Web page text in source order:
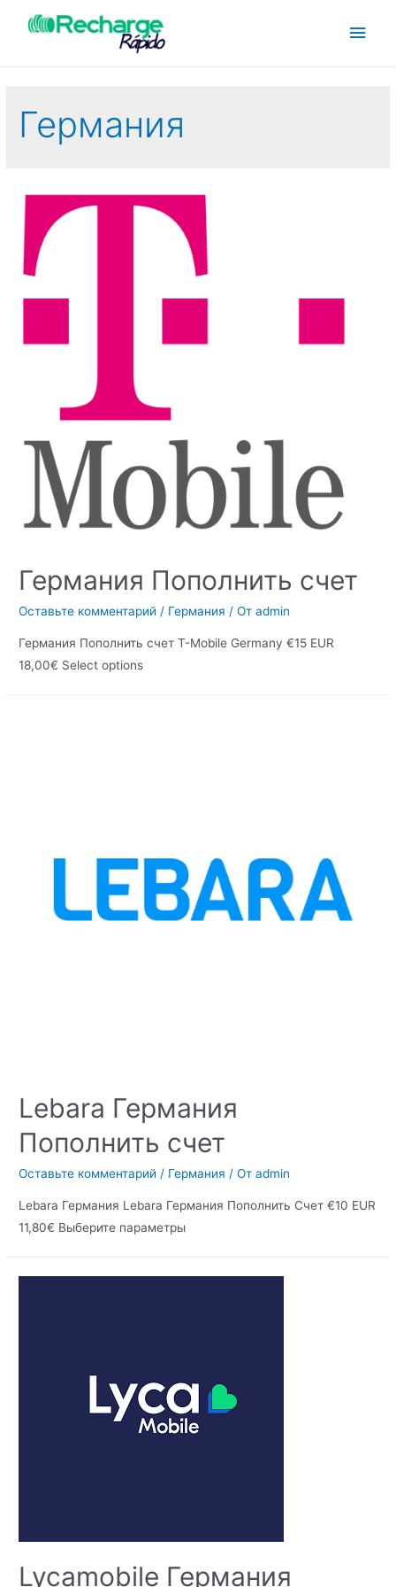
Германия
Германия Пополнить счет
Оставьте комментарий / Германия / От admin
Германия Пополнить счет T-Mobile Germany €15 EUR
18,00€ Select options
Lebara Германия
Пополнить счет
Оставьте комментарий / Германия / От admin
Lebara Германия Lebara Германия Пополнить Счет €10 EUR
11,80€ Выберите параметры
Lycamobile Германия